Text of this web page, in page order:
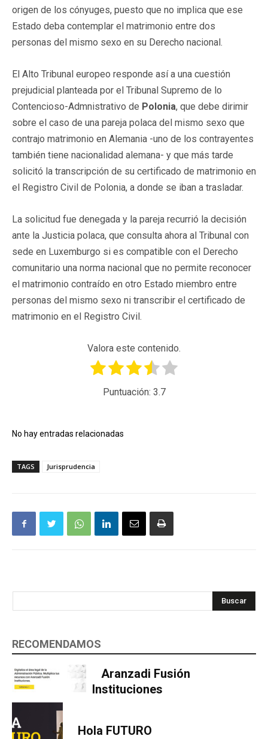
origen de los cónyuges, puesto que no implica que ese
Estado deba contemplar el matrimonio entre dos
personas del mismo sexo en su Derecho nacional.
El Alto Tribunal europeo responde así a una cuestión
prejudicial planteada por el Tribunal Supremo de lo
Contencioso-Admnistrativo de Polonia, que debe dirimir
sobre el caso de una pareja polaca del mismo sexo que
contrajo matrimonio en Alemania -uno de los contrayentes
también tiene nacionalidad alemana- y que más tarde
solicitó la transcripción de su certificado de matrimonio en
el Registro Civil de Polonia, a donde se iban a trasladar.
La solicitud fue denegada y la pareja recurrió la decisión
ante la Justicia polaca, que consulta ahora al Tribunal con
sede en Luxemburgo si es compatible con el Derecho
comunitario una norma nacional que no permite reconocer
el matrimonio contraído en otro Estado miembro entre
personas del mismo sexo ni transcribir el certificado de
matrimonio en el Registro Civil.
Valora este contenido.
Puntuación: 3.7
No hay entradas relacionadas
TAGS Jurisprudencia
Buscar
RECOMENDAMOS
Aranzadi Fusión
Instituciones
Hola FUTURO